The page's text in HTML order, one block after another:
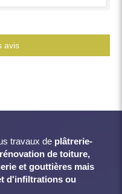
avis
travaux de plâtrerie-
de toiture,
et gouttières mais
d'infiltrations ou